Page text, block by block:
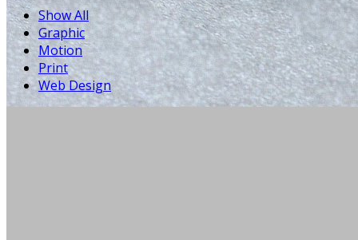
Show All
Graphic
Motion
Print
Web Design